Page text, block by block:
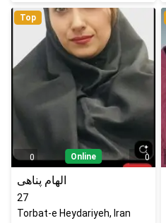
Top
0 Online 0
الهام پناهی
27
Torbat-e Heydariyeh, Iran